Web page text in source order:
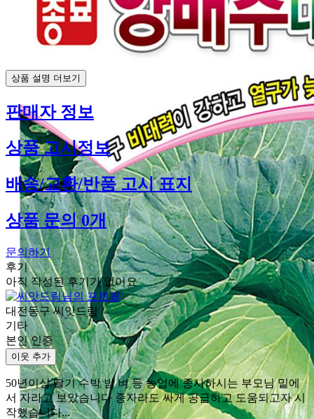
상품 설명 더보기
판매자 정보
상품 고시정보
배송/교환/반품 고시 표지
상품 문의 0개
문의하기
후기
아직 작성된 후기가 없어요
대전동구 씨앗드림
기타
본인 인증
이웃 추가
50년이상 딸기 수박 밤 벼 등 농업에 종사하시는 부모님 밑에
서 자라고 보았습니다 종자라도 싸게 공급하고 도움되고자 시
작했습니다...